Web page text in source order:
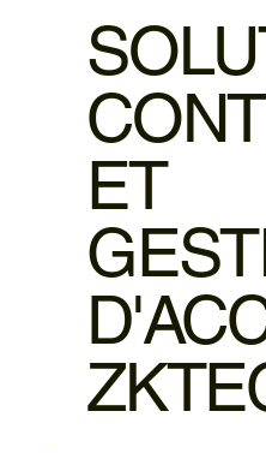
ET